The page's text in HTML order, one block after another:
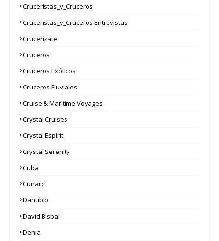
Cruceristas_y_Cruceros
Cruceristas_y_Cruceros Entrevistas
Crucerízate
Cruceros
Cruceros Exóticos
Cruceros Fluviales
Cruise & Maritime Voyages
Crystal Cruises
Crystal Espirit
Crystal Serenity
Cuba
Cunard
Danubio
David Bisbal
Denia